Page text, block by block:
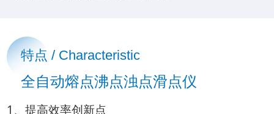
特点 / Characteristic
全自动熔点沸点浊点滑点仪
1、提高效率创新点